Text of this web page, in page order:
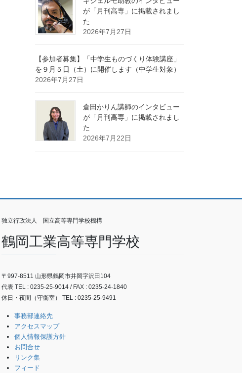
が「月刊高専」に掲載されまし
た
2026年7月27日
【参加者募集】「中学生ものづくり体験講座」
を９月５日（土）に開催します（中学生対象）
2026年7月27日
倉田かりん講師のインタビュー
が「月刊高専」に掲載されまし
た
2026年7月22日
独立行政法人 国立高等専門学校機構
鶴岡工業高等専門学校
〒997-8511 山形県鶴岡市井岡字沢田104
代表 TEL : 0235-25-9014 / FAX : 0235-24-1840
休日・夜間（守衛室） TEL : 0235-25-9491
事務部連絡先
アクセスマップ
個人情報保護方針
お問合せ
リンク集
フィード